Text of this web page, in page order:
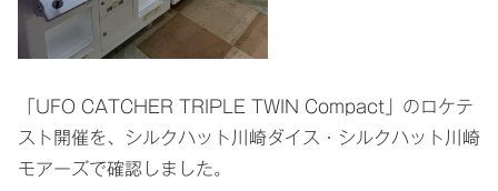
「UFO CATCHER TRIPLE TWIN Compact」のロケテ
スト開催を、シルクハット川崎ダイス・シルクハット川崎
モアーズで確認しました。